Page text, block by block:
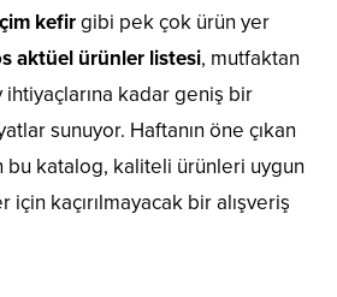
kefirgibi pek çok ürün yer
aktüel ürünler listesi, mutfaktan
kadar geniş bir
sunuyor. Haftanın öne çıkan
bu katalog, kaliteli ürünleri uygun
kaçırılmayacak bir alışveriş